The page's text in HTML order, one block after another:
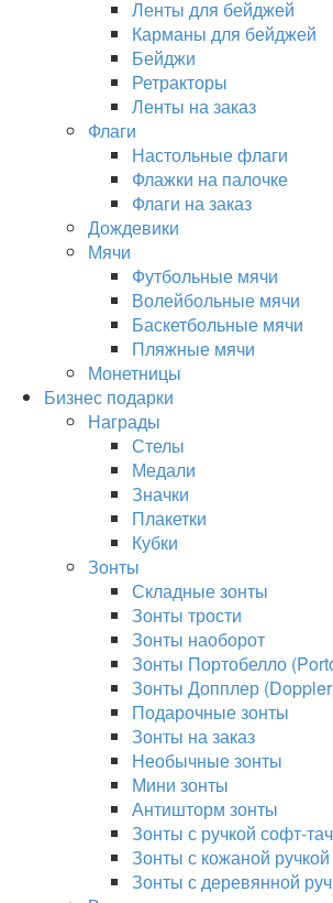
Ленты для бейджей
Карманы для бейджей
Бейджи
Ретракторы
Ленты на заказ
Флаги
Настольные флаги
Флажки на палочке
Флаги на заказ
Дождевики
Мячи
Футбольные мячи
Волейбольные мячи
Баскетбольные мячи
Пляжные мячи
Монетницы
Бизнес подарки
Награды
Стелы
Медали
Значки
Плакетки
Кубки
Зонты
Складные зонты
Зонты трости
Зонты наоборот
Зонты Портобелло
Зонты Допплер
Подарочные зонты
Зонты на заказ
Необычные зонты
Мини зонты
Антишторм зонты
Зонты с ручкой софт-тач
Зонты с кожаной ручкой
Зонты с деревянной